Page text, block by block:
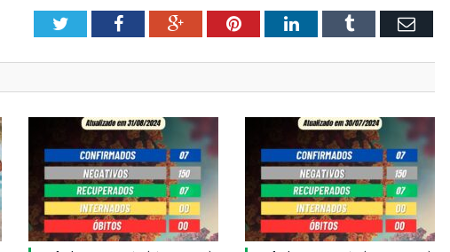
TwitterFacebookGoogle+PinterestLinkedInTumblr Email